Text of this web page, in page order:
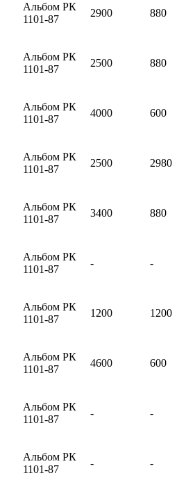
Альбом РК
1101-87
2900 880
Альбом РК
1101-87
2500 880
Альбом РК
1101-87
4000 600
Альбом РК
1101-87
2500 2980
Альбом РК
1101-87
3400 880
Альбом РК
1101-87
- -
Альбом РК
1101-87
1200 1200
Альбом РК
1101-87
4600 600
Альбом РК
1101-87
- -
Альбом РК
1101-87
- -